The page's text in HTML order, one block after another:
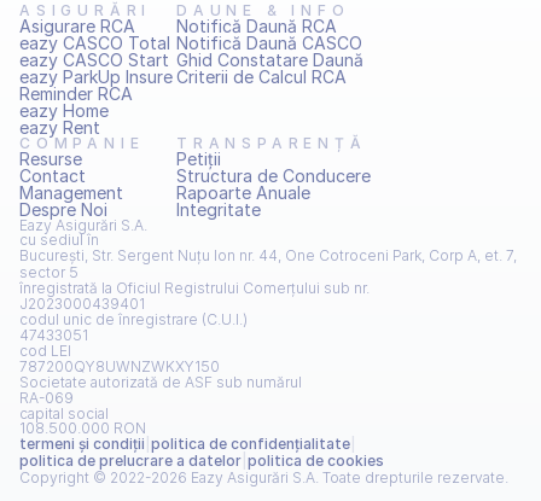
ASIGURĂRI
Asigurare RCA
eazy CASCO Total
eazy CASCO Start
eazy ParkUp Insure
Reminder RCA
eazy Home
eazy Rent
DAUNE & INFO
Notifică Daună RCA
Notifică Daună CASCO
Ghid Constatare Daună
Criterii de Calcul RCA
COMPANIE
Resurse
Contact
Management
Despre Noi
TRANSPARENȚĂ
Petiţii
Structura de Conducere
Rapoarte Anuale
Integritate
Eazy Asigurări S.A.
cu sediul în
București, Str. Sergent Nuțu Ion nr. 44, One Cotroceni Park, Corp A, et. 7,
sector 5
înregistrată la Oficiul Registrului Comerțului sub nr.
J2023000439401
codul unic de înregistrare (C.U.I.)
47433051
cod LEI
787200QY8UWNZWKXY150
Societate autorizată de ASF sub numărul
RA-069
capital social
108.500.000 RON
termeni și condiţii politica de confidenţialitate
politica de prelucrare a datelor politica de cookies
Copyright © 2022-2026 Eazy Asigurări S.A. Toate drepturile rezervate.